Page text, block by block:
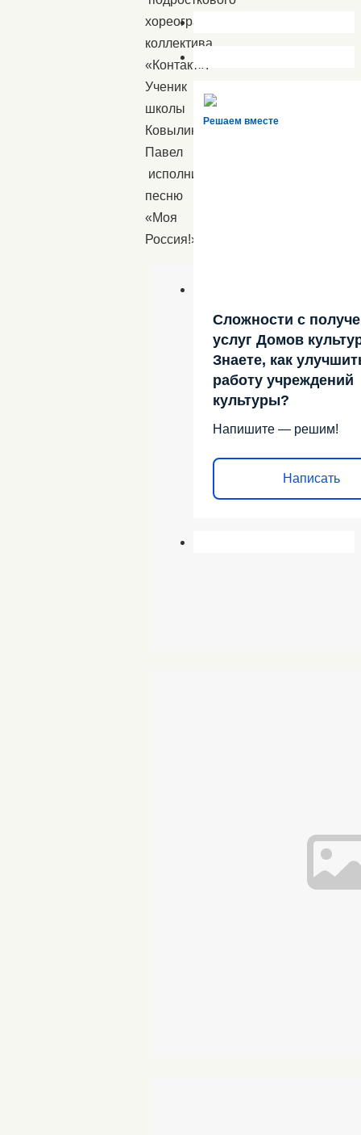
хореографического
коллектива
«Контакт».
Ученик
школы
Ковылин
Павел
исполнил
песню
«Моя
Россия!».
Решаем вместе
Сложности с
услуг Домов
Знаете, как
работу учреждений
культуры?
Напишите — решим!
Написать